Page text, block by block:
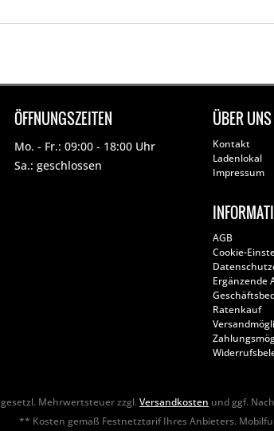
ÖFFNUNGSZEITEN
Mo. - Fr.: 09:00 - 18:00 Uhr
Sa.: geschlossen
ÜBER UNS
Kontakt
Ladenlokal
Impressum
AGB
Cookie-
Ergänzende
Ratenkauf
Mehrwertsteuer zzgl.Versandkosten und ggf.
** Kosten gemäß Festnetztarif Ihres Anbieters.